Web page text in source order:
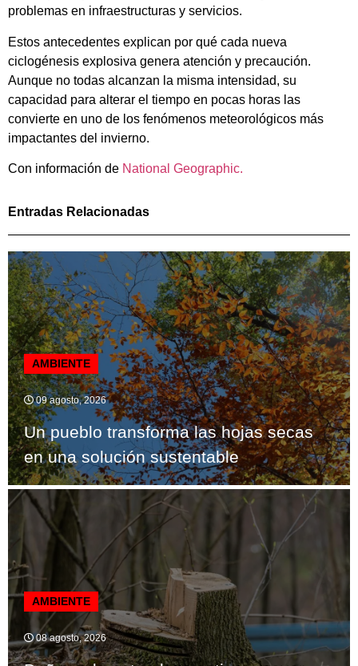
problemas en infraestructuras y servicios.
Estos antecedentes explican por qué cada nueva
ciclogénesis explosiva genera atención y precaución.
Aunque no todas alcanzan la misma intensidad, su
capacidad para alterar el tiempo en pocas horas las
convierte en uno de los fenómenos meteorológicos más
impactantes del invierno.
Con información de National Geographic.
Entradas Relacionadas
AMBIENTE
09 agosto, 2026
Un pueblo transforma las hojas secas
en una solución sustentable
AMBIENTE
08 agosto, 2026